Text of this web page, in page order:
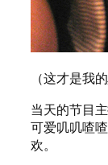
（这才是我
当天的节目
可爱叽叽喳
欢。